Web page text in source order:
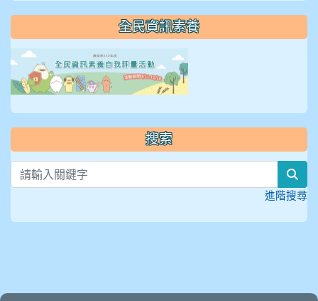
全民資訊素養
搜索
進階搜尋